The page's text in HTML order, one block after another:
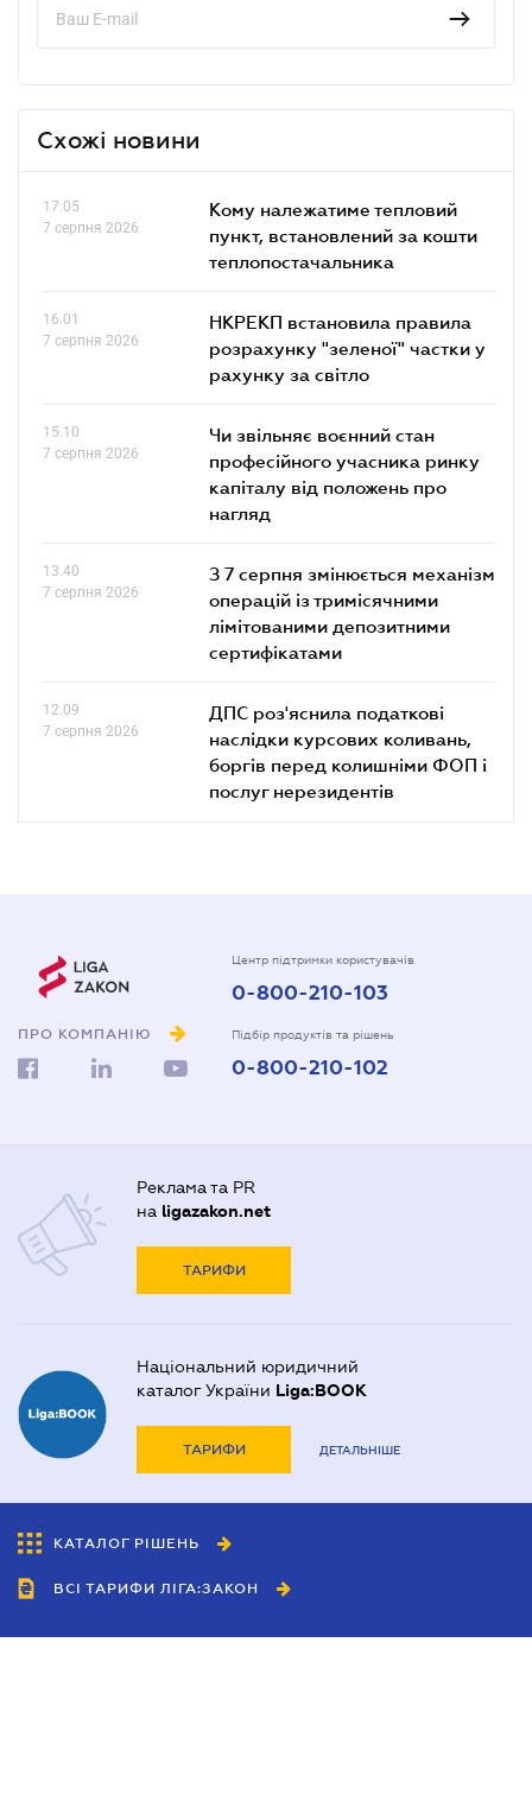
Схожі новини
17.05
7 серпня 2026
Кому належатиме тепловий
пункт, встановлений за кошти
теплопостачальника
16.01
7 серпня 2026
НКРЕКП встановила правила
розрахунку "зеленої" частки у
рахунку за світло
15.10
7 серпня 2026
Чи звільняє воєнний стан
професійного учасника ринку
капіталу від положень про
нагляд
13.40
7 серпня 2026
З 7 серпня змінюється механізм
операцій із тримісячними
лімітованими депозитними
сертифікатами
12.09
7 серпня 2026
ДПС роз'яснила податкові
наслідки курсових коливань,
боргів перед колишніми ФОП і
послуг нерезидентів
ПРО КОМПАНІЮ
Центр підтримки користувачів
0-800-210-103
Підбір продуктів та рішень
0-800-210-102
Реклама та PR
на ligazakon.net
ТАРИФИ
Національний юридичний
каталог України Liga:BOOK
ТАРИФИ ДЕТАЛЬНІШЕ
КАТАЛОГ РІШЕНЬ
ВСІ ТАРИФИ ЛІГА:ЗАКОН